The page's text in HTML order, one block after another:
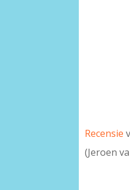
Recensie
(Jeroen